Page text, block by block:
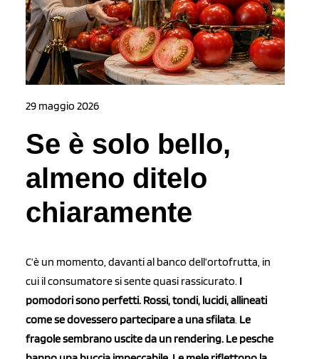
29 maggio 2026
Se è solo bello,
almeno ditelo
chiaramente
C’è un momento, davanti al banco dell’ortofrutta, in
cui il consumatore si sente quasi rassicurato. I
pomodori sono perfetti. Rossi, tondi, lucidi, allineati
come se dovessero partecipare a una sfilata. Le
fragole sembrano uscite da un rendering. Le pesche